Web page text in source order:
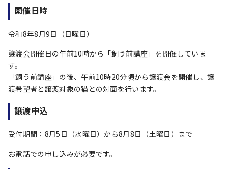
開催日時
令和8年8月9日（日曜日）
譲渡会開催日の午前10時から「飼う前講座」を開催していま
す。
「飼う前講座」の後、午前10時20分頃から譲渡会を開催し、譲
渡希望者と譲渡対象の猫との対面を行います。
譲渡申込
受付期間：8月5日（水曜日）から8月8日（土曜日）まで
お電話での申し込みが必要です。